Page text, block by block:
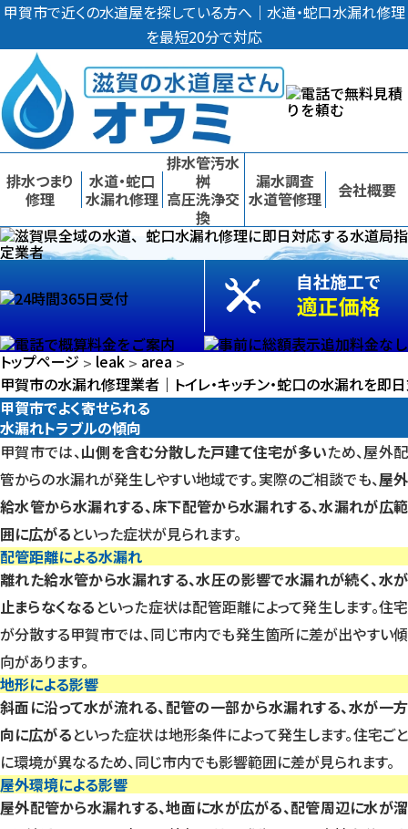
甲賀市で近くの水道屋を探している方へ｜水道・蛇口水漏れ修理
を最短20分で対応
排水つまり
修理
水道・蛇口
水漏れ修理
排水管汚水
桝
高圧洗浄交
換
漏水調査
水道管修理
会社概要
甲賀市
甲賀市の
水漏れ
トラブル
トラブル に
即日対応
トップページ > leak > area >
甲賀市の水漏れ修理業者｜トイレ・キッチン・蛇口の水漏れを即
甲賀市でよく寄せられる
水漏れトラブルの傾向
甲賀市では、山側を含む分散した戸建て住宅が多いため、屋外配
管からの水漏れが発生しやすい地域です。実際のご相談でも、屋外
給水管から水漏れする、床下配管から水漏れする、水漏れが広範
囲に広がるといった症状が見られます。
配管距離による水漏れ
離れた給水管から水漏れする、水圧の影響で水漏れが続く、水が
止まらなくなる といった症状は配管距離によって発生します。住宅
が分散する甲賀市では、同じ市内でも発生箇所に差が出やすい傾
向があります。
地形による影響
斜面に沿って水が流れる、配管の一部から水漏れする、水が一方
向に広がるといった症状は地形条件によって発生します。住宅ごと
に環境が異なるため、同じ市内でも影響範囲に差が見られます。
屋外環境による影響
屋外配管から水漏れする、地面に水が広がる、配管周辺に水が溜